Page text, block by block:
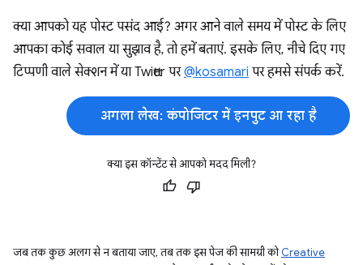
क्या आपको यह पोस्ट पसंद आई? अगर आने वाले समय में पोस्ट के लिए
आपका कोई सवाल या सुझाव है, तो हमें बताएं. इसके लिए, नीचे दिए गए
टिप्पणी वाले सेक्शन में या Twitter पर@kosamari पर हमसे संपर्क करें.
अगला लेख: कंपोजिटर में इनपुट आ रहा है
क्या इस कॉन्टेंट से आपको मदद मिली?
जब तक कुछ अलग से न बताया जाए, तब तक इस पेज की सामग्री कोCreative